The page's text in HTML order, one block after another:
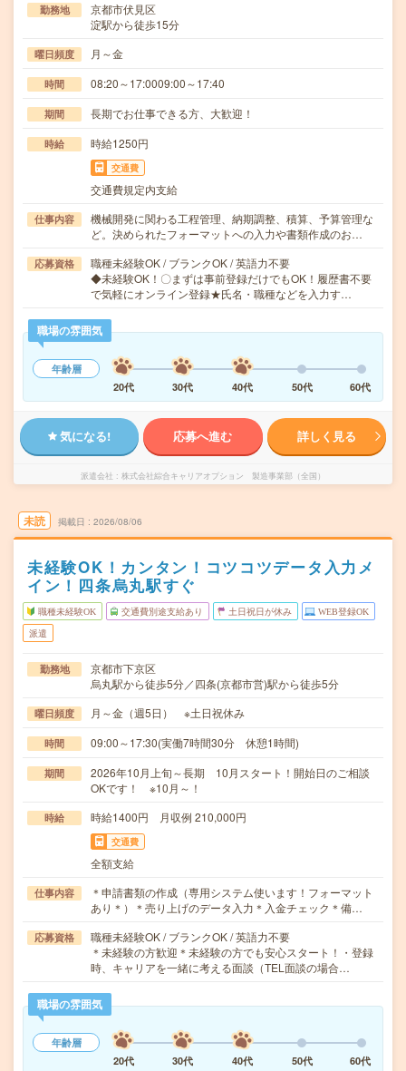
勤務地
京都市伏見区
淀駅から徒歩15分
曜日頻度 月～金
時間 08:20～17:0009:00～17:40
期間 長期でお仕事できる方、大歓迎！
時給 時給1250円
交通費
交通費規定内支給
仕事内容
機械開発に関わる工程管理、納期調整、積算、予算管理な
ど。決められたフォーマットへの入力や書類作成のお…
応募資格
職種未経験OK / ブランクOK / 英語力不要
◆未経験OK！〇まずは事前登録だけでもOK！履歴書不要
で気軽にオンライン登録★氏名・職種などを入力す…
職場の雰囲気
年齢層
20代
30代 40代 50代 60代
気になる! 応募へ進む 詳しく見る
派遣会社 株式会社綜合キャリアオプション 製造事業部（全国）
未読 掲載日 2026/08/06
未経験OK！カンタン！コツコツデータ入力メ
イン！四条烏丸駅すぐ
職種未経験OK 交通費別途支給あり 土日祝日が休み WEB登録OK
派遣
勤務地
京都市下京区
烏丸駅から徒歩5分／四条(京都市営)駅から徒歩5分
曜日頻度 月～金（週5日） ※土日祝休み
時間 09:00～17:30(実働7時間30分 休憩1時間)
期間
2026年10月上旬～長期 10月スタート！開始日のご相談
OKです！ ※10月～！
時給 時給1400円 月収例 210,000円
交通費
全額支給
仕事内容
＊申請書類の作成（専用システム使います！フォーマット
あり＊）＊売り上げのデータ入力＊入金チェック＊備…
応募資格
職種未経験OK / ブランクOK / 英語力不要
＊未経験の方歓迎＊未経験の方でも安心スタート！・登録
時、キャリアを一緒に考える面談（TEL面談の場合…
職場の雰囲気
年齢層
20代
30代 40代 50代 60代